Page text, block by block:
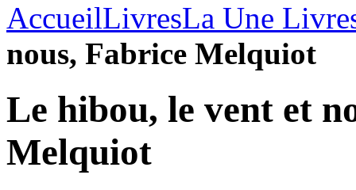
AccueilLivresLa Une
nous, Fabrice Melquiot
Le hibou, le vent et
Melquiot